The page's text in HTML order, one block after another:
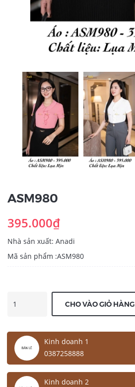
ASM980
395.000₫
Nhà sản xuất: Anadi
Mã sản phẩm :ASM980
CHO VÀO GIỎ HÀNG
Kinh doanh 1
0387258888
Kinh doanh 2